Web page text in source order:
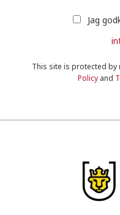
Jag
This site is protected by
Policyand